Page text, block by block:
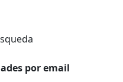
por email